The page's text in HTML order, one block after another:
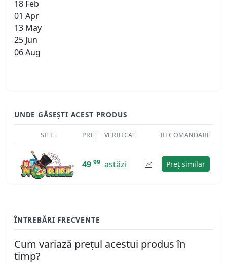
18 Feb
01 Apr
13 May
25 Jun
06 Aug
UNDE GĂSEȘTI ACEST PRODUS
SITE PREȚ VERIFICAT RECOMANDARE
49 99 astăzi Preț similar
ÎNTREBĂRI FRECVENTE
Cum variază prețul acestui produs în
timp?